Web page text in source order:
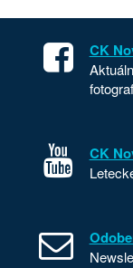
CK
CK